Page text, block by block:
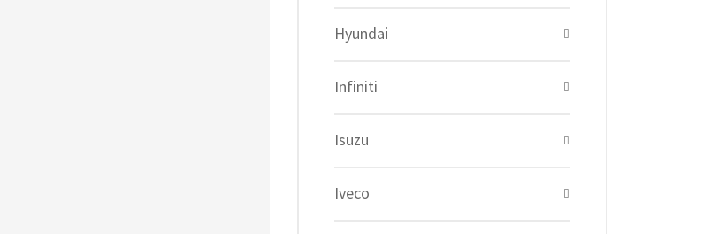
Hyundai
Infiniti
Isuzu
Iveco